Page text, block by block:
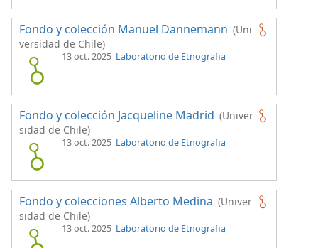
Fondo y colección Manuel Dannemann (Uni
versidad de Chile)
13 oct. 2025 Laboratorio de Etnografia
Fondo y colección Jacqueline Madrid (Univer
sidad de Chile)
13 oct. 2025 Laboratorio de Etnografia
Fondo y colecciones Alberto Medina (Univer
sidad de Chile)
13 oct. 2025 Laboratorio de Etnografia